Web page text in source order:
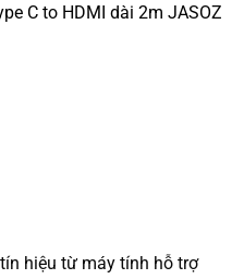
C to HDMI dài 2m JASOZ
hiệu từ máy tính hỗ trợ